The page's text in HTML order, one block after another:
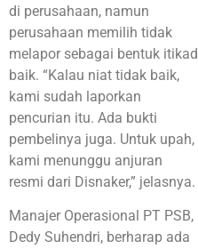
di perusahaan, namun
perusahaan memilih tidak
melapor sebagai bentuk itikad
baik. “Kalau niat tidak baik,
kami sudah laporkan
pencurian itu. Ada bukti
pembelinya juga. Untuk upah,
kami menunggu anjuran
resmi dari Disnaker,” jelasnya.
Manajer Operasional PT PSB,
Dedy Suhendri, berharap ada